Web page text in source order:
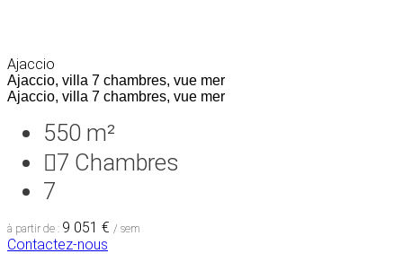
Ajaccio
Ajaccio, villa 7 chambres, vue mer
Ajaccio, villa 7 chambres, vue mer
550 m²
7 Chambres
7
à partir de : 9 051 € / sem
Contactez-nous